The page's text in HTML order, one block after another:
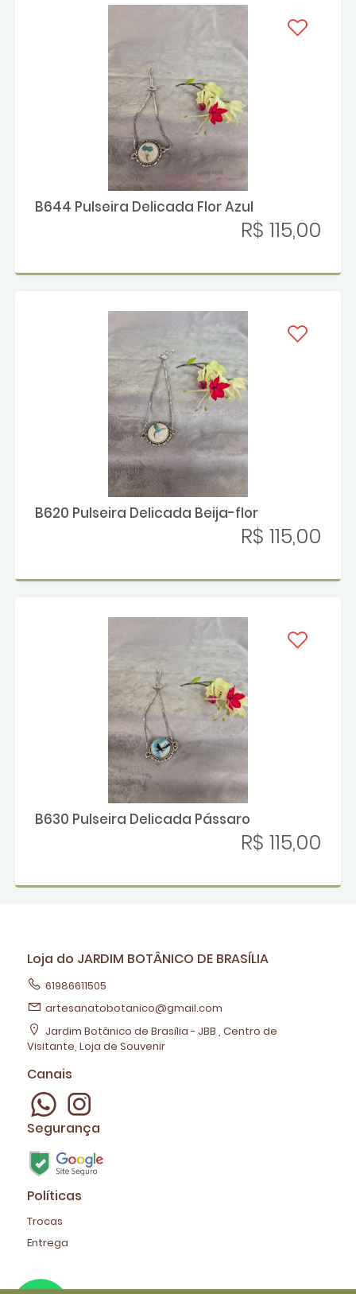
B644 Pulseira Delicada Flor Azul
R$ 115,00
B620 Pulseira Delicada Beija-flor
R$ 115,00
B630 Pulseira Delicada Pássaro
R$ 115,00
Loja do JARDIM BOTÂNICO DE BRASÍLIA
61986611505
artesanatobotanico@gmail.com
Jardim Botânico de Brasília - JBB , Centro de
Visitante, Loja de Souvenir
Canais
Segurança
Políticas
Trocas
Entrega